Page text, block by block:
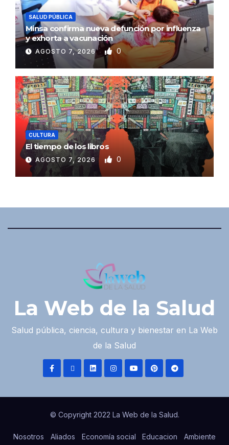
SALUD PÚBLICA
Minsa confirma nueva defunción por influenza
y exhorta a vacunación
AGOSTO 7, 2026 0
CULTURA
El tiempo de los libros
AGOSTO 7, 2026 0
La Web de la Salud
Salud pública, ciencia, cultura y bienestar en La Web
de la Salud
© Copyright 2022 La Web de la Salud.
Nosotros Aliados Economía social Educacion Ambiente